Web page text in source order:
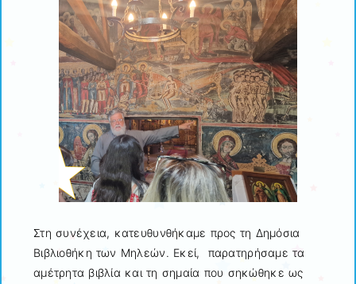
Στη συνέχεια, κατευθυνθήκαμε προς τη Δημόσια
Βιβλιοθήκη των Μηλεών. Εκεί, παρατηρήσαμε τα
αμέτρητα βιβλία και τη σημαία που σηκώθηκε ως